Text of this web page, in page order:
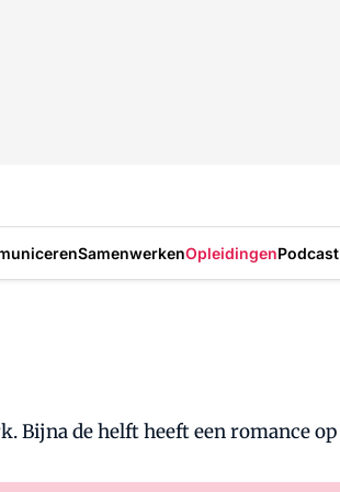
SamenwerkenOpleidingenPodcast
Bijna de helft heeft een romance